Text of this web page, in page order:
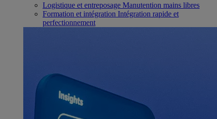
Logistique et entreposage Manutention mains libres
Formation et intégration Intégration rapide et
perfectionnement